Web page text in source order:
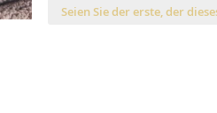
Seien Sie der erste, der